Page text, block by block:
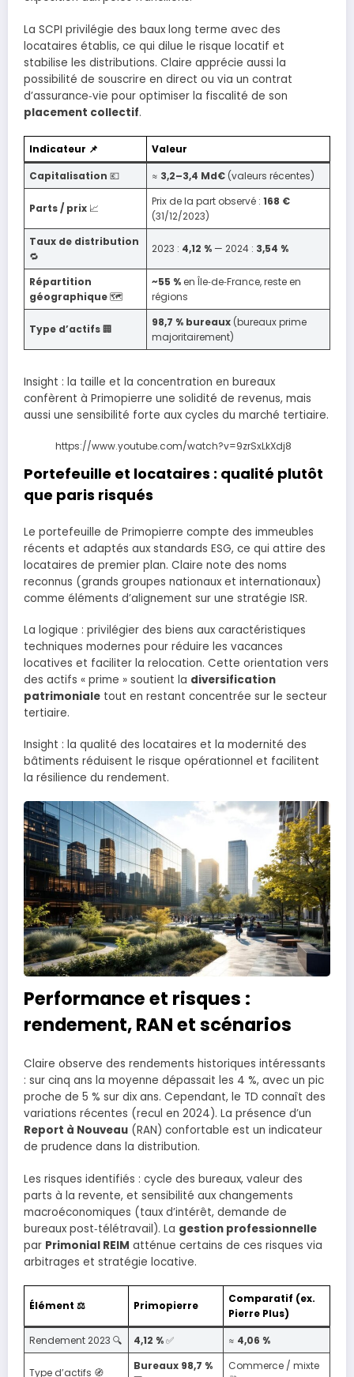
La SCPI privilégie des baux long terme avec des
locataires établis, ce qui dilue le risque locatif et
stabilise les distributions. Claire apprécie aussi la
possibilité de souscrire en direct ou via un contrat
d’assurance‑vie pour optimiser la fiscalité de son
placement collectif.
Indicateur 📌
Valeur
Capitalisation 💶 ≈ 3,2–3,4 Md€ (valeurs récentes)
Parts / prix 📈
Prix de la part observé : 168 €
(31/12/2023)
Taux de distribution
🔁
2023 : 4,12 % — 2024 : 3,54 %
Répartition
géographique🗺️
~55 % en Île‑de‑France, reste en
régions
Type d’actifs🏢
98,7 % bureaux (bureaux prime
majoritairement)
Insight : la taille et la concentration en bureaux
confèrent à Primopierre une solidité de revenus, mais
aussi une sensibilité forte aux cycles du marché tertiaire.
https://www.youtube.com/watch?v=9zrSxLkXdj8
Portefeuille et locataires : qualité plutôt
que paris risqués
Le portefeuille de Primopierre compte des immeubles
récents et adaptés aux standards ESG, ce qui attire des
locataires de premier plan. Claire note des noms
reconnus (grands groupes nationaux et internationaux)
comme éléments d’alignement sur une stratégie ISR.
La logique : privilégier des biens aux caractéristiques
techniques modernes pour réduire les vacances
locatives et faciliter la relocation. Cette orientation vers
des actifs « prime » soutient la diversification
patrimoniale tout en restant concentrée sur le secteur
tertiaire.
Insight : la qualité des locataires et la modernité des
bâtiments réduisent le risque opérationnel et facilitent
la résilience du rendement.
Performance et risques :
rendement, RAN et scénarios
Claire observe des rendements historiques intéressants
: sur cinq ans la moyenne dépassait les 4 %, avec un pic
proche de 5 % sur dix ans. Cependant, le TD connaît des
variations récentes (recul en 2024). La présence d’un
Report à Nouveau (RAN) confortable est un indicateur
de prudence dans la distribution.
Les risques identifiés : cycle des bureaux, valeur des
parts à la revente, et sensibilité aux changements
macroéconomiques (taux d’intérêt, demande de
bureaux post‑télétravail). La gestion professionnelle
par Primonial REIM atténue certains de ces risques via
arbitrages et stratégie locative.
Élément ⚖️ Primopierre
Comparatif (ex.
Pierre Plus)
Rendement 2023 🔍
4,12 %✅ ≈ 4,06 %
Type d’actifs 🧭
Bureaux 98,7 %
Commerce / mixte